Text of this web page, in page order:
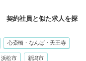
契約社員 と似た求人を探
心斎橋・なんば・天王寺
浜松市 新潟市